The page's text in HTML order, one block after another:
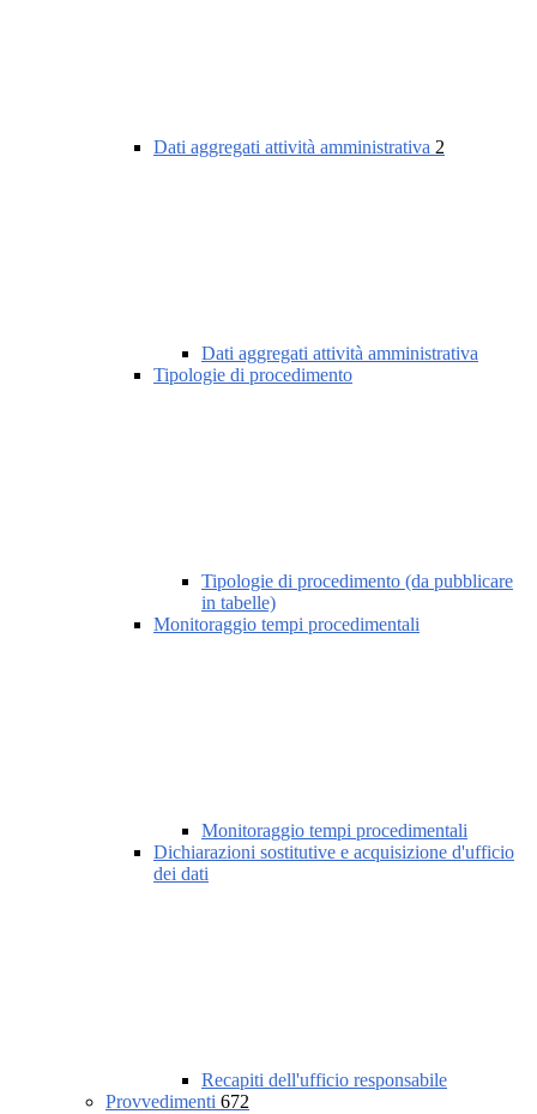
Dati aggregati attività amministrativa 2
Dati aggregati attività amministrativa
Tipologie di procedimento
Tipologie di procedimento (da pubblicare
in tabelle)
Monitoraggio tempi procedimentali
Monitoraggio tempi procedimentali
Dichiarazioni sostitutive e acquisizione d'ufficio
dei dati
Recapiti dell'ufficio responsabile
Provvedimenti 672